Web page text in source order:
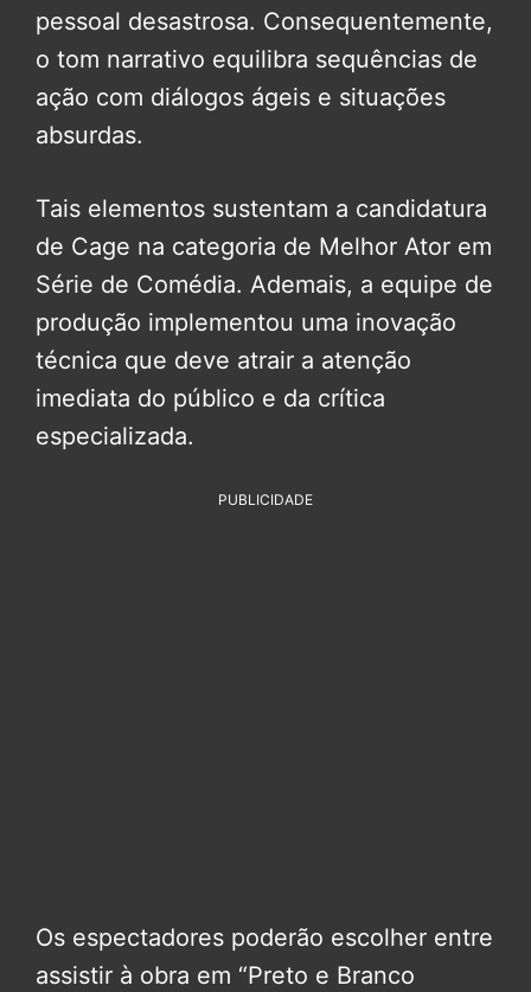
pessoal desastrosa. Consequentemente,
o tom narrativo equilibra sequências de
ação com diálogos ágeis e situações
absurdas.
Tais elementos sustentam a candidatura
de Cage na categoria de Melhor Ator em
Série de Comédia. Ademais, a equipe de
produção implementou uma inovação
técnica que deve atrair a atenção
imediata do público e da crítica
especializada.
PUBLICIDADE
Os espectadores poderão escolher entre
assistir à obra em “Preto e Branco